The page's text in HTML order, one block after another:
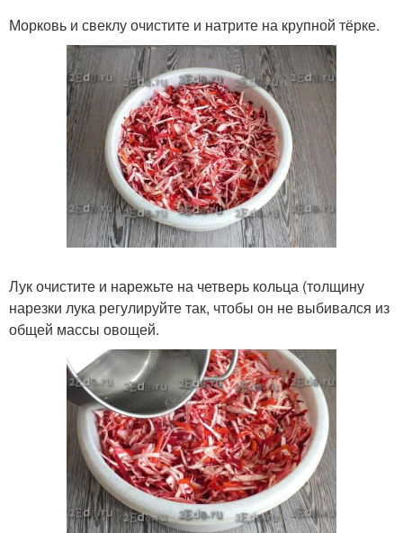
Морковь и свеклу очистите и натрите на крупной тёрке.
Лук очистите и нарежьте на четверь кольца (толщину
нарезки лука регулируйте так, чтобы он не выбивался из
общей массы овощей.